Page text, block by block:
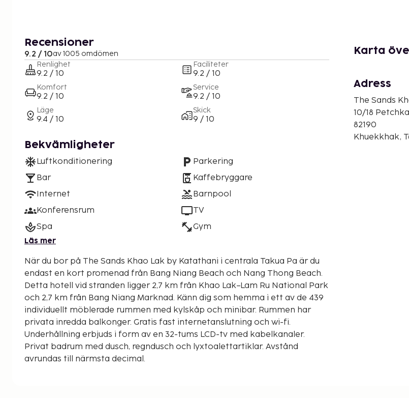
Recensioner
9.2 / 10av 1005 omdömen
Renlighet
9.2 / 10
Komfort
9.2 / 10
Läge
9.4 / 10
Faciliteter
9.2 / 10
Service
9.2 / 10
Skick
9 / 10
Bekvämligheter
Luftkonditionering
Bar
Internet
Konferensrum
Spa
Parkering
Kaffebryggare
Barnpool
TV
Gym
Läs mer
När du bor på The Sands Khao Lak by Katathani i centrala Takua Pa är du
endast en kort promenad från Bang Niang Beach och Nang Thong Beach.
Detta hotell vid stranden ligger 2,7 km från Khao Lak–Lam Ru National Park
och 2,7 km från Bang Niang Marknad. Känn dig som hemma i ett av de 439
individuellt möblerade rummen med kylskåp och minibar. Rummen har
privata inredda balkonger. Gratis fast internetanslutning och wi-fi.
Underhållning erbjuds i form av en 32-tums LCD-tv med kabelkanaler.
Privat badrum med dusch, regndusch och lyxtoalettartiklar. Avstånd
avrundas till närmsta decimal.
Karta
Adress
The Sands
10/18
82190
Khuekkhak,